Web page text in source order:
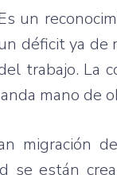
un
déficit ya de
trabajo. La
mano de
migración
se están